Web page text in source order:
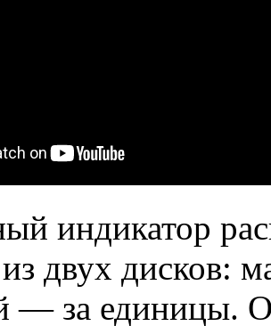
индикатор
двух дисков:
— за единицы.